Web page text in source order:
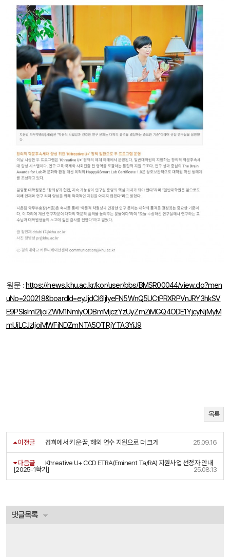
원문 :https://news.khu.ac.kr/kor/user/bbs/BMSR00044/view.do?men
uNo=200218&boardId=eyJjdCI6IjlyeFN5WnQ5UCtPRXRPVnJRY3hkSV
E9PSIsIml2IjoiZWM1NmIyODBmMjczYzUyZmZiMGQ4ODE1YjcyNjMyM
mUiLCJzIjoiMWFiNDZmNTA5OTRjYTA3YiJ9
목록
이전글 경희에서 키운 꿈, 해외 연수 지원으로 더 크게 25.09.16
다음글
Khreative U+ CCD ETRA(Eminent Ta/RA) 지원사업 선정자 안내
[2025-1학기]
25.08.13
댓글목록